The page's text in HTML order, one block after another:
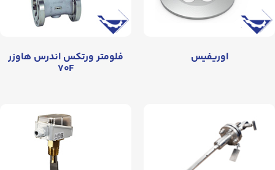
اوریفیس فلومتر ورتکس اندرس هاوزر
۷۰F